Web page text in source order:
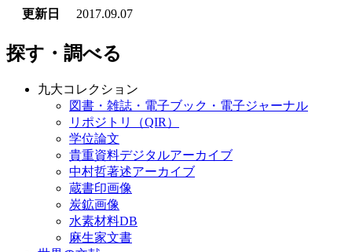
更新日
2017.09.07
探す・調べる
九大コレクション
図書・雑誌・電子ブック・電子ジャーナル
リポジトリ（QIR）
学位論文
貴重資料デジタルアーカイブ
中村哲著述アーカイブ
蔵書印画像
炭鉱画像
水素材料DB
麻生家文書